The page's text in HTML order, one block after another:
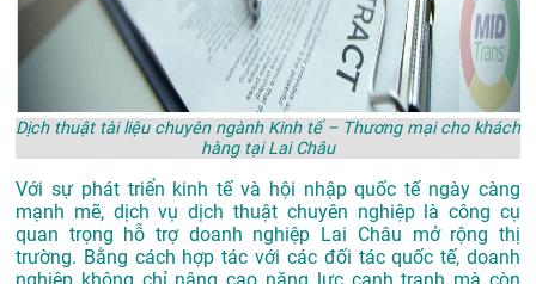
Dịch thuật tài liệu chuyên ngành Kinh tế – Thương mại cho khách
hàng tại Lai Châu
Với sự phát triển kinh tế và hội nhập quốc tế ngày càng
mạnh mẽ, dịch vụ dịch thuật chuyên nghiệp là công cụ
quan trọng hỗ trợ doanh nghiệp Lai Châu mở rộng thị
trường. Bằng cách hợp tác với các đối tác quốc tế, doanh